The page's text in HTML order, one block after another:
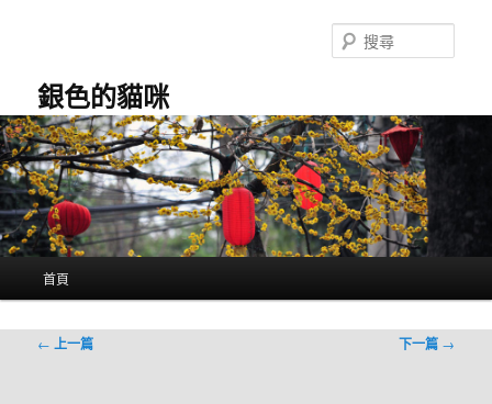
容
銀色的貓咪
尋
首頁
文
← 上一篇 下一篇 →